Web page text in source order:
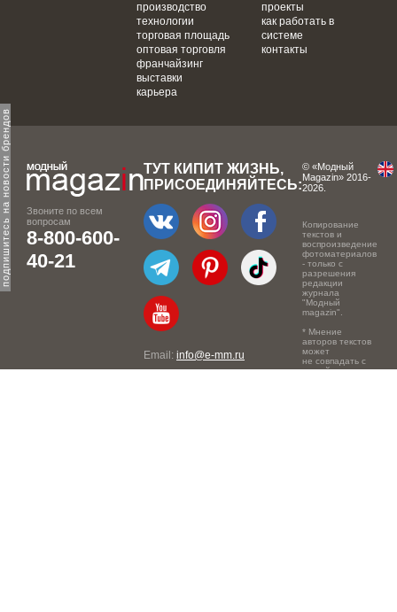
подпишитесь на новости брендов
производство
технологии
торговая площадь
оптовая торговля
франчайзинг
выставки
карьера
проекты
как работать в
системе
контакты
Звоните по всем
вопросам
8-800-600-
40-21
ТУТ КИПИТ ЖИЗНЬ,
ПРИСОЕДИНЯЙТЕСЬ:
Email: info@e-mm.ru
© «Модный
Magazin» 2016-
2026.
Копирование
текстов и
воспроизведение
фотоматериалов
- только с
разрешения
редакции
журнала
"Модный
magazin".
* Мнение
авторов текстов
может
не совпадать с
точкой зрения